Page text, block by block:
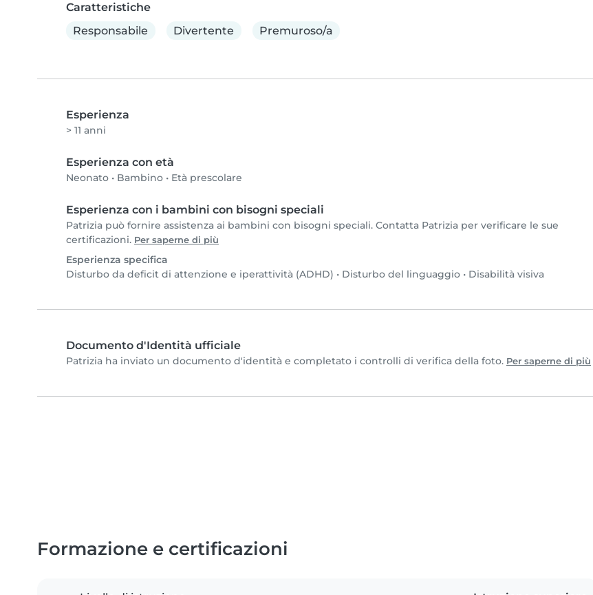
Caratteristiche
Responsabile
Divertente Premuroso/a
Esperienza
> 11 anni
Esperienza con età
Neonato • Bambino • Età prescolare
Esperienza con i bambini con bisogni speciali
Patrizia può fornire assistenza ai bambini con bisogni speciali. Contatta Patrizia per verificare le sue
certificazioni. Per saperne di più
Esperienza specifica
Disturbo da deficit di attenzione e iperattività (ADHD) • Disturbo del linguaggio • Disabilità visiva
Documento d'Identità ufficiale
Patrizia ha inviato un documento d'identità e completato i controlli di verifica della foto. Per saperne di più
Formazione e certificazioni